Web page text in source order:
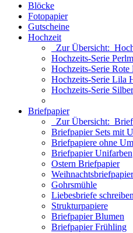
Blöcke
Fotopapier
Gutscheine
Hochzeit
Zur Übersicht:
Hochzeits-Serie
Hochzeits-Serie Rote
Hochzeits-Serie Lila
Hochzeits-Serie Silber
Briefpapier
Zur Übersicht:
Briefpapier Sets mit
Briefpapiere ohne
Briefpapier Unifarben
Ostern Briefpapier
Weihnachtsbriefpapier
Gohrsmühle
Liebesbriefe
Strukturpapiere
Briefpapier Blumen
Briefpapier Frühling